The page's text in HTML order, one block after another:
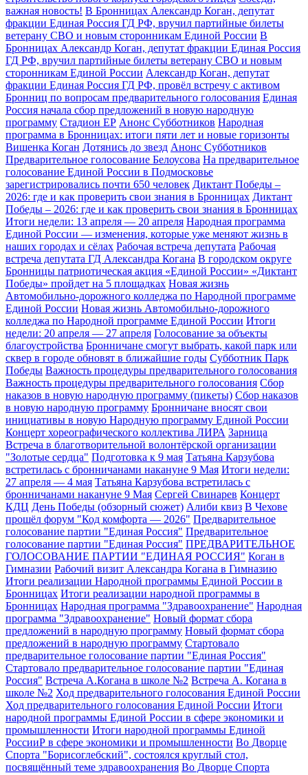
важная новость! В Бронницах Александр Коган, депутат
фракции Единая Россия ГД РФ, вручил партийные билеты
ветерану СВО и новым сторонникам Единой России В
Бронницах Александр Коган, депутат фракции Единая Россия
ГД РФ, вручил партийные билеты ветерану СВО и новым
сторонникам Единой России Александр Коган, депутат
фракции Единая Россия ГД РФ, провёл встречу с активом
Бронниц по вопросам предварительного голосования Единая
Россия начала сбор предложений в новую народную
программу Стадион ЕР Анонс Субботников Народная
программа в Бронницах: итоги пяти лет и новые горизонты
Вишенка Коган Дотянись до звезд Анонс Субботников
Предварительное голосование Белоусова На предварительное
голосование Единой России в Подмосковье
зарегистрировались почти 650 человек Диктант Победы –
2026: где и как проверить свои знания в Бронницах Диктант
Победы – 2026: где и как проверить свои знания в Бронницах
Итоги недели: 13 апреля — 20 апреля Народная программа
Единой России — изменения, которые уже меняют жизнь в
наших городах и сёлах Рабочая встреча депутата Рабочая
встреча депутата ГД Александра Когана В городском округе
Бронницы патриотическая акция «Единой России» «Диктант
Победы» пройдет на 5 площадках Новая жизнь
Автомобильно-дорожного колледжа по Народной программе
Единой России Новая жизнь Автомобильно-дорожного
колледжа по Народной программе Единой России Итоги
недели: 20 апреля — 27 апреля Голосование за объекты
благоустройства Бронничане смогут выбрать, какой парк или
сквер в городе обновят в ближайшие годы Субботник Парк
Победы Важность процедуры предварительного голосования
Важность процедуры предварительного голосования Сбор
наказов в новую народную программу (пикеты) Сбор наказов
в новую народную программу Бронничане вносят свои
инициативы в новую Народную программу Единой России
Концерт хореографического коллектива ЛИРА Зарница
Встреча в благотворительной волонтёрской организации
"Золотые сердца" Подготовка к 9 мая Татьяна Карзубова
встретилась с бронничанами накануне 9 Мая Итоги недели:
27 апреля — 4 мая Татьяна Карзубова встретилась с
бронничанами накануне 9 Мая Сергей Свинарев Концерт
КДЦ День Победы (обзорный сюжет) Алиби квиз В Чехове
прошёл форум "Код комфорта — 2026" Предварительное
голосование партии "Единая Россия" Предварительное
голосование партии "Единая Россия" ПРЕДВАРИТЕЛЬНОЕ
ГОЛОСОВАНИЕ ПАРТИИ "ЕДИНАЯ РОССИЯ" Коган в
Гимназии Рабочий визит Александра Когана в Гимназию
Итоги реализации Народной программы Единой России в
Бронницах Итоги реализации народной программы в
Бронницах Народная программа "Здравоохранение" Народная
программа "Здравоохранение" Новый формат сбора
предложений в народную программу Новый формат сбора
предложений в народную программу Стартовало
предварительное голосование партии "Единая Россия"
Стартовало предварительное голосование партии "Единая
Россия" Встреча А.Когана в школе №2 Встреча А. Когана в
школе №2 Ход предварительного голосования Единой России
Ход предварительного голосования Единой России Итоги
народной программы Единой России в сфере экономики и
промышленности Итоги народной программы Единой
РоссииР в сфере экономики и промышленности Во Дворце
Спорта "Борисоглебский", состоялся круглый стол,
посвящённый теме здравоохранения Во Дворце Спорта